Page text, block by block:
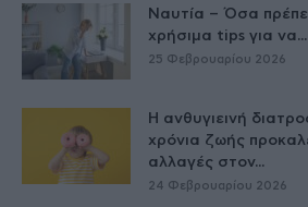
Ναυτία – Όσα
χρήσιμα tips για να...
25 Φεβρουαρίου 2026
Η ανθυγιεινή
χρόνια ζωής
αλλαγές στον...
24 Φεβρουαρίου 2026